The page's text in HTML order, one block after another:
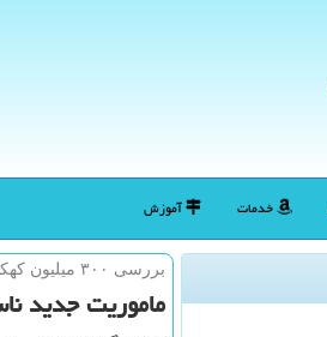
خدمات آموزش
بررسی ۳۰۰ میلیون كهكشان؛
ماموریت جدید